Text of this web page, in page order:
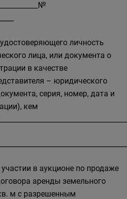
личность
лица, или документа о
в качестве
– юридического
серия, номер, дата и
кем
в аукционе по продаже
аренды земельного
м с разрешенным